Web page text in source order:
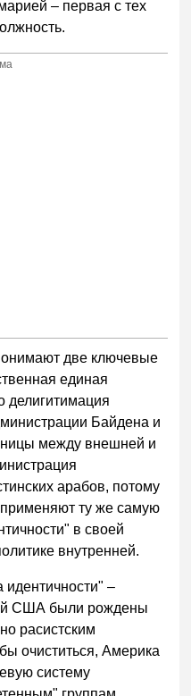
– первая с тех
две ключевые
единая
Байдена и
между внешней и
арабов, потому
применяют ту же самую
в своей
внутренней.
идентичности" –
США были рождены
расистским
очиститься, Америка
систему